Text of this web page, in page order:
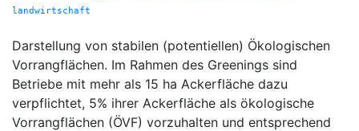
landwirtschaft
Darstellung von stabilen (potentiellen) Ökologischen
Vorrangflächen. Im Rahmen des Greenings sind
Betriebe mit mehr als 15 ha Ackerfläche dazu
verpflichtet, 5% ihrer Ackerfläche als ökologische
Vorrangflächen (ÖVF) vorzuhalten und entsprechend